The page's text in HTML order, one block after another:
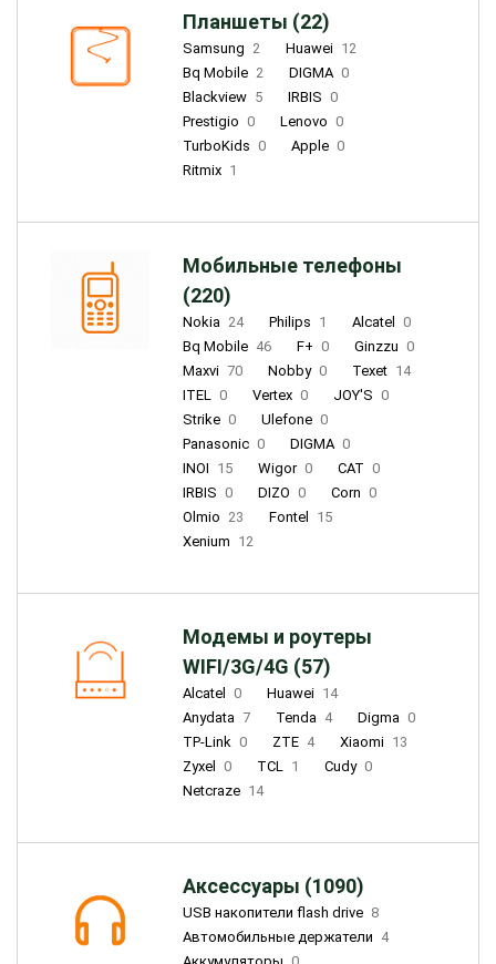
Планшеты (22)
Samsung 2 Huawei 12
Bq Mobile 2 DIGMA 0
Blackview 5 IRBIS 0
Prestigio 0 Lenovo 0
TurboKids 0 Apple 0
Ritmix 1
Мобильные телефоны
(220)
Nokia 24 Philips 1 Alcatel
0
Bq Mobile 46 F+ 0 Ginzzu 0
Maxvi 70 Nobby 0 Texet 14
ITEL 0 Vertex 0 JOY'S 0
Strike 0 Ulefone 0
Panasonic 0 DIGMA 0
INOI 15 Wigor 0 CAT 0
IRBIS 0 DIZO 0 Corn 0
Olmio 23 Fontel
15
Xenium 12
Модемы и роутеры
WIFI/3G/4G (57)
Alcatel 0 Huawei 14
Anydata 7 Tenda 4 Digma 0
TP-Link 0 ZTE 4 Xiaomi 13
Zyxel
0 TCL 1 Cudy 0
Netcraze 14
Аксессуары (1090)
USB накопители flash drive 8
Автомобильные держатели 4